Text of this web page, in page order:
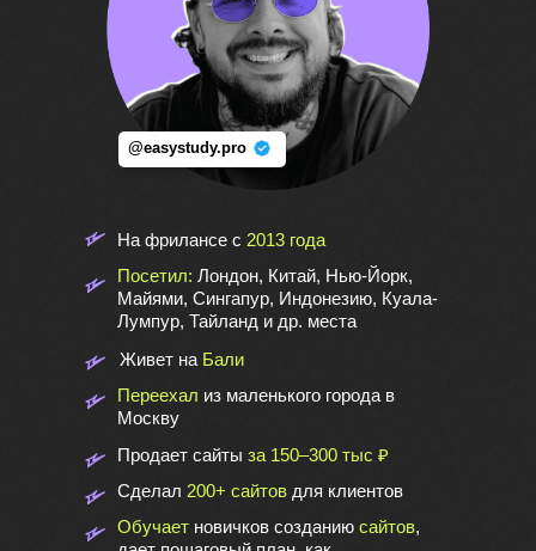
@easystudy.pro
На фрилансе с 2013 года
Посетил: Лондон, Китай, Нью-Йорк,
Майями, Сингапур, Индонезию, Куала-
Лумпур, Тайланд и др. места
Живет на Бали
Переехал из маленького города в
Москву
Продает сайты за 150–300 тыс ₽
Сделал 200+ сайтов для клиентов
Обучает новичков созданию сайтов,